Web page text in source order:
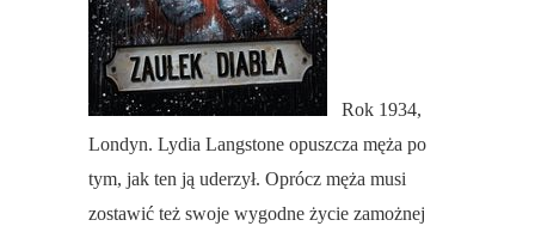
Rok 1934,
Londyn. Lydia Langstone opuszcza męża po
tym, jak ten ją uderzył. Oprócz męża musi
zostawić też swoje wygodne życie zamożnej